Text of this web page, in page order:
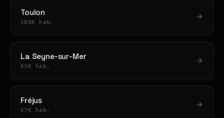
Toulon
180K hab.
La Seyne-sur-Mer
63K hab.
Fréjus
57K hab.